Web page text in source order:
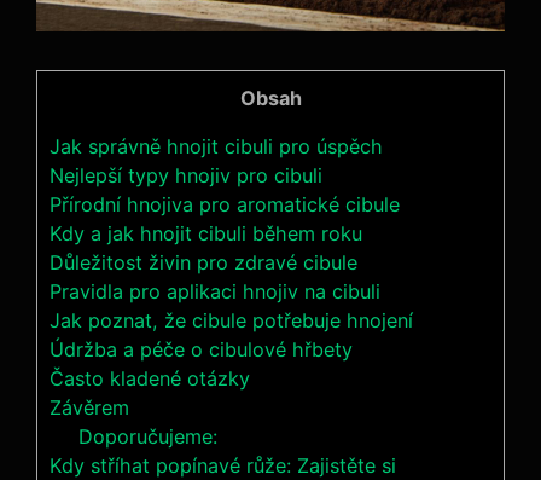
Obsah
Jak ​správně hnojit cibuli pro úspěch
Nejlepší typy‍ hnojiv pro ⁤cibuli
Přírodní hnojiva⁢ pro aromatické cibule
Kdy a jak ⁢hnojit cibuli během roku
Důležitost živin pro zdravé cibule
Pravidla pro aplikaci hnojiv na cibuli
Jak⁢ poznat, že ​cibule potřebuje hnojení
Údržba a péče o⁢ cibulové hřbety
Často kladené otázky
Závěrem
Doporučujeme:
Kdy stříhat popínavé růže: Zajistěte si